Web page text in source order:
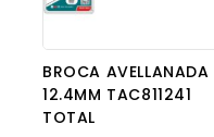
BROCA AVELLANADA
12.4MM TAC811241
TOTAL